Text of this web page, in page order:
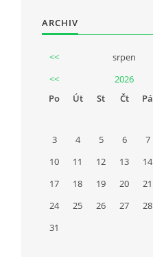
ARCHIV
<< srpen
<<
2026
Po
Út St Čt Pá
3
4 5 6 7
10
11 12 13 14
17
18 19 20 21
24
25 26 27 28
31